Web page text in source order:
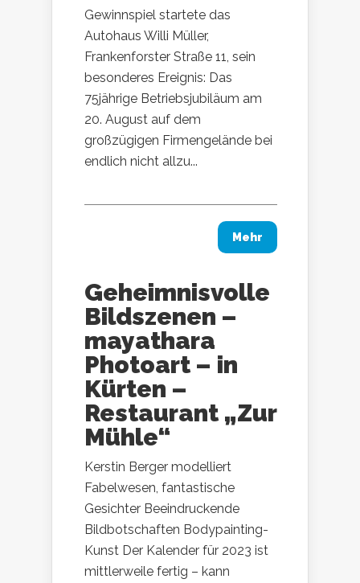
Gewinnspiel startete das
Autohaus Willi Müller,
Frankenforster Straße 11, sein
besonderes Ereignis: Das
75jährige Betriebsjubiläum am
20. August auf dem
großzügigen Firmengelände bei
endlich nicht allzu...
Mehr
Geheimnisvolle
Bildszenen –
mayathara
Photoart – in
Kürten –
Restaurant „Zur
Mühle“
Kerstin Berger modelliert
Fabelwesen, fantastische
Gesichter Beeindruckende
Bildbotschaften Bodypainting-
Kunst Der Kalender für 2023 ist
mittlerweile fertig – kann